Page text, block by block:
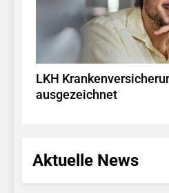
LKH
ausgezeichnet
Aktuelle News